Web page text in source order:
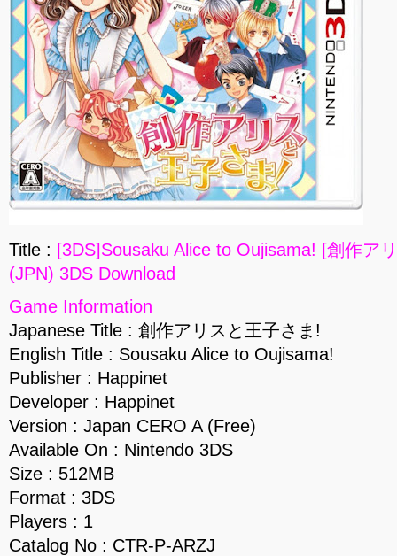
Title : [3DS]Sousaku Alice to Oujisama! [創作ア
(JPN) 3DS Download
Game Information
Japanese Title : 創作アリスと王子さま!
English Title : Sousaku Alice to Oujisama!
Publisher : Happinet
Developer : Happinet
Version : Japan CERO A (Free)
Available On : Nintendo 3DS
Size : 512MB
Format : 3DS
Players : 1
Catalog No : CTR-P-ARZJ